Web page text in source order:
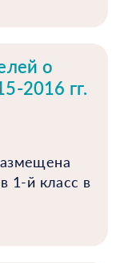
о
2016 гг.
1-й класс в